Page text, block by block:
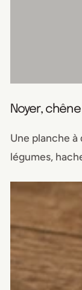
Noyer,
Une planche
légumes,